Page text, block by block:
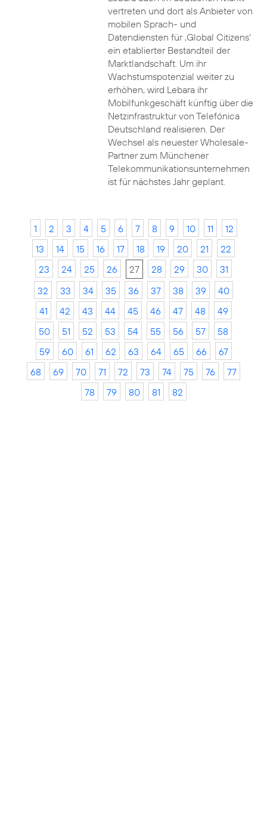
vertreten und dort als Anbieter von
mobilen Sprach- und
Datendiensten für ‚Global Citizens‘
ein etablierter Bestandteil der
Marktlandschaft. Um ihr
Wachstumspotenzial weiter zu
erhöhen, wird Lebara ihr
Mobilfunkgeschäft künftig über die
Netzinfrastruktur von Telefónica
Deutschland realisieren. Der
Wechsel als neuester Wholesale-
Partner zum Münchener
Telekommunikationsunternehmen
ist für nächstes Jahr geplant.
1 2 3 4 5 6 7 8 9 10 11
12
13
14 15 16 17 18 19 20 21
22
23
24 25 26 27 28 29 30
31
32
33 34 35 36 37 38 39
40
41
42 43 44 45 46 47 48
49
50
51 52 53 54 55 56 57
58
59
60 61 62 63 64 65 66
67
68
69 70 71 72 73 74 75 76
77
78
79 80 81 82